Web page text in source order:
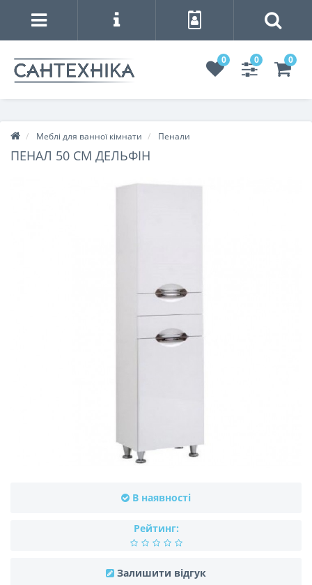
0 0 0
Меблі для ванної кімнати Пенали
ПЕНАЛ 50 СМ ДЕЛЬФІН
В наявності
Рейтинг:
Залишити відгук